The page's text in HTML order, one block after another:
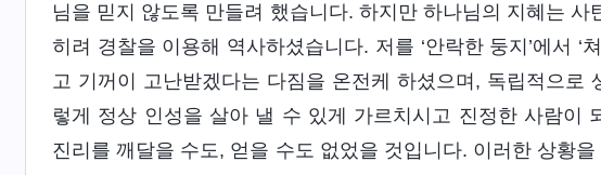
님을 믿지 않도록 만들려 했습니다. 하지만 하나님의 지혜는
히려 경찰을 이용해 역사하셨습니다. 저를 ‘안락한 둥지’에서 ‘
고 기꺼이 고난받겠다는 다짐을 온전케 하셨으며, 독립적으로
렇게 정상 인성을 살아 낼 수 있게 가르치시고 진정한 사람이
진리를 깨달을 수도, 얻을 수도 없었을 것입니다. 이러한 상황